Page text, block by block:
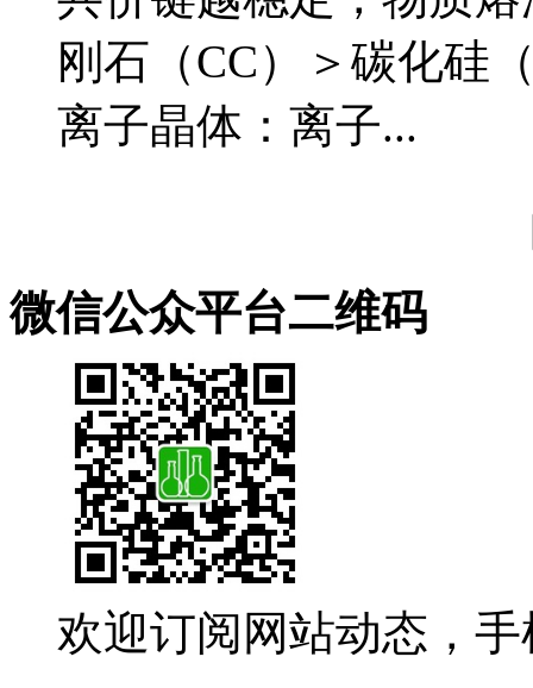
刚石（CC）＞碳化硅
离子晶体：离子...
微信公众平台二维码
欢迎订阅网站动态，